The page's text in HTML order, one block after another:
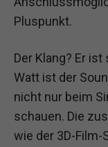
Pluspunkt.
Der Klang? Er
Watt ist der
nicht nur beim
schauen. Die
wie der 3D-Film-